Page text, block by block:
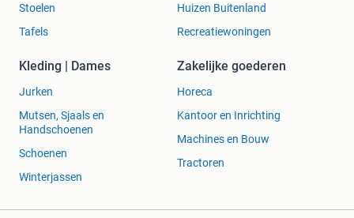
Stoelen
Tafels
Huizen Buitenland
Recreatiewoningen
Kleding | Dames
Jurken
Mutsen, Sjaals en
Handschoenen
Schoenen
Winterjassen
Zakelijke goederen
Horeca
Kantoor en Inrichting
Machines en Bouw
Tractoren